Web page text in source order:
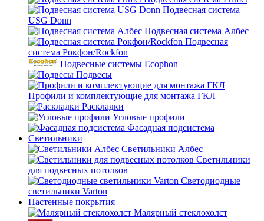
Подвесная система
USG Donn
Подвесная система Албес
Подвесная
система Рокфон/Rockfon
Подвесные системы Ecophon
Подвесы
Профили и комплектующие для монтажа ГКЛ
Раскладки
Угловые профили
Фасадная подсистема
Светильники
Светильники Албес
Светильники
для подвесных потолков
Светодиодные
светильники Varton
Настенные покрытия
Малярный стеклохолст